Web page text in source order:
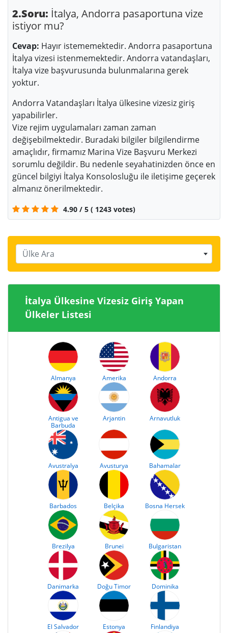
2.Soru: İtalya, Andorra pasaportuna vize
istiyor mu?
Cevap: Hayır istememektedir. Andorra pasaportuna
İtalya vizesi istenmemektedir. Andorra vatandaşları,
İtalya vize başvurusunda bulunmalarına gerek
yoktur.
Andorra Vatandaşları İtalya ülkesine vizesiz giriş
yapabilirler.
Vize rejim uygulamaları zaman zaman
değişebilmektedir. Buradaki bilgiler bilgilendirme
amaçlıdır, firmamız Marina Vize Başvuru Merkezi
sorumlu değildir. Bu nedenle seyahatinizden önce en
güncel bilgiyi İtalya Konsolosluğu ile iletişime geçerek
almanız önerilmektedir.
4.90 / 5 ( 1243 votes)
Ülke Ara
İtalya Ülkesine Vizesiz Giriş Yapan
Ülkeler Listesi
Almanya Amerika Andorra
Antigua ve
Barbuda
Arjantin Arnavutluk
Avustralya Avusturya Bahamalar
Barbados Belçika Bosna Hersek
Brezilya Brunei Bulgaristan
Danimarka Doğu Timor Dominika
El Salvador Estonya Finlandiya